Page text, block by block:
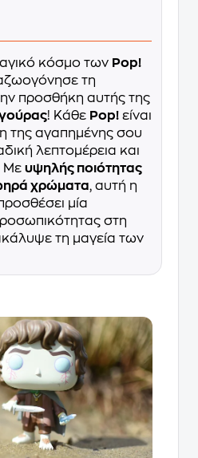
κόσμο των Pop!
τη
προσθήκη αυτής της
! Κάθε Pop! είναι
της αγαπημένης σου
λεπτομέρεια και
Με υψηλής ποιότητας
χρώματα, αυτή η
μία
στη
τη μαγεία των